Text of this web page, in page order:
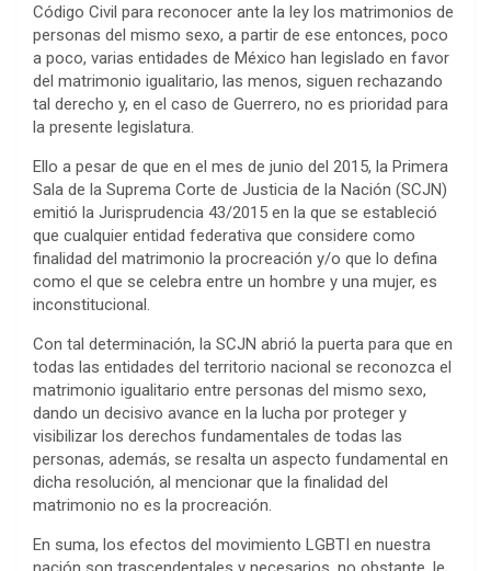
Código Civil para reconocer ante la ley los matrimonios de
personas del mismo sexo, a partir de ese entonces, poco
a poco, varias entidades de México han legislado en favor
del matrimonio igualitario, las menos, siguen rechazando
tal derecho y, en el caso de Guerrero, no es prioridad para
la presente legislatura.
Ello a pesar de que en el mes de junio del 2015, la Primera
Sala de la Suprema Corte de Justicia de la Nación (SCJN)
emitió la Jurisprudencia 43/2015 en la que se estableció
que cualquier entidad federativa que considere como
finalidad del matrimonio la procreación y/o que lo defina
como el que se celebra entre un hombre y una mujer, es
inconstitucional.
Con tal determinación, la SCJN abrió la puerta para que en
todas las entidades del territorio nacional se reconozca el
matrimonio igualitario entre personas del mismo sexo,
dando un decisivo avance en la lucha por proteger y
visibilizar los derechos fundamentales de todas las
personas, además, se resalta un aspecto fundamental en
dicha resolución, al mencionar que la finalidad del
matrimonio no es la procreación.
En suma, los efectos del movimiento LGBTI en nuestra